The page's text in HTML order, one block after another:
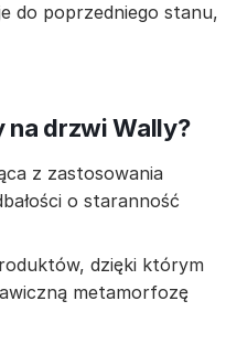
do poprzedniego stanu,
drzwi Wally?
z zastosowania
o staranność
dzięki którym
metamorfozę